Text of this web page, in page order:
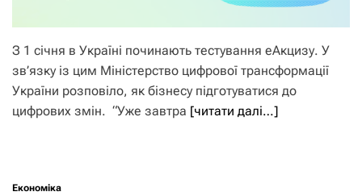
З 1 січня в Україні починають тестування еАкцизу. У
зв’язку із цим Міністерство цифрової трансформації
України розповіло, як бізнесу підготуватися до
цифрових змін. “Уже завтра [читати далі…]
Економіка